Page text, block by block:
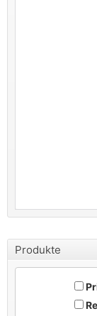
Produkte